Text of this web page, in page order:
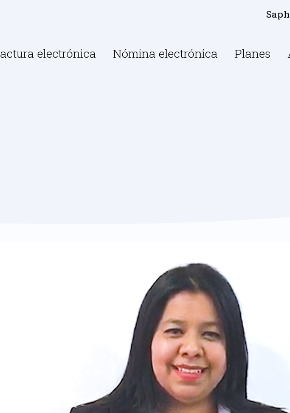
electrónica Nómina electrónica Planes